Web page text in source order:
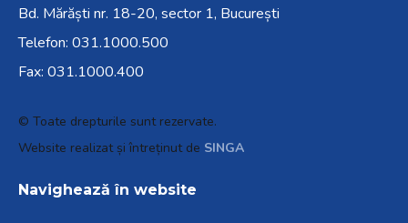
Bd. Mărăști nr. 18-20, sector 1, București
Telefon: 031.1000.500
Fax: 031.1000.400
© Toate drepturile sunt rezervate.
Website realizat și întreținut de SINGA
Navighează în website